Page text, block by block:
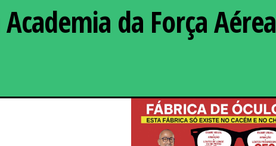
da Força Aérea